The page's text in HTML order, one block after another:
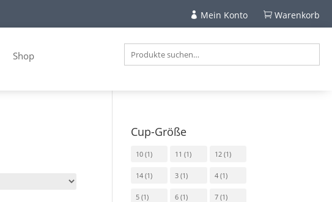
 Mein Konto  Warenkorb
Shop
Cup-Größe
10 (1) 11 (1) 12 (1)
14 (1) 3 (1) 4 (1)
5 (1) 6 (1) 7 (1)